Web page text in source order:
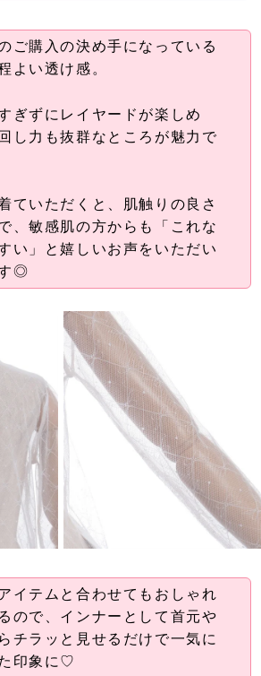
ご購入の決め手になっている
よい透け感。
ぎずにレイヤードが楽しめ
し力も抜群なところが魅力で
ていただくと、肌触りの良さ
、敏感肌の方からも「これな
い」と嬉しいお声をいただい
◎
イテムと合わせてもおしゃれ
ので、インナーとして首元や
チラッと見せるだけで一気に
印象に♡